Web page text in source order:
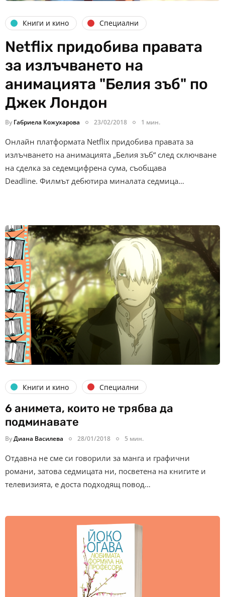
Книги и кино Специални
Netflix придобива правата
за излъчването на
анимацията "Белия зъб" по
Джек Лондон
By Габриела Кожухарова 23/02/2018 1 мин.
Онлайн платформата Netflix придобива правата за
излъчването на анимацията „Белия зъб“ след сключване
на сделка за седемцифрена сума, съобщава
Deadline. Филмът дебютира миналата седмица…
Книги и кино Специални
6 анимета, които не трябва да
подминавате
ByДиана Василева 28/01/2018 5 мин.
Отдавна не сме си говорили за манга и графични
романи, затова седмицата ни, посветена на книгите и
телевизията, е доста подходящ повод…